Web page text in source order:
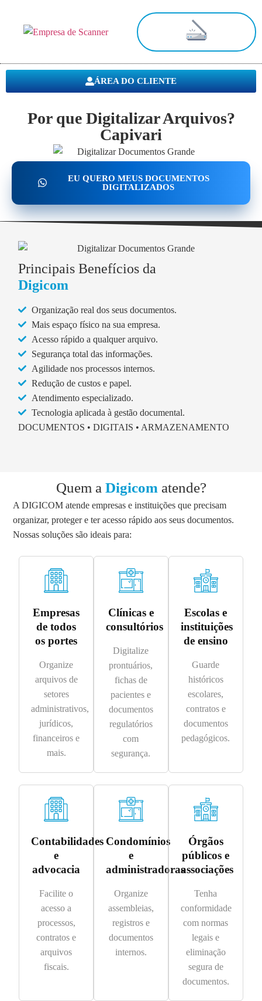
ÁREA DO CLIENTE
Por que Digitalizar Arquivos?
Capivari
EU QUERO MEUS DOCUMENTOS
DIGITALIZADOS
Principais Benefícios da
Digicom
Organização real dos seus documentos.
Mais espaço físico na sua empresa.
Acesso rápido a qualquer arquivo.
Segurança total das informações.
Agilidade nos processos internos.
Redução de custos e papel.
Atendimento especializado.
Tecnologia aplicada à gestão documental.
DOCUMENTOS • DIGITAIS • ARMAZENAMENTO
Quem a Digicom atende?
A DIGICOM atende empresas e instituições que precisam
organizar, proteger e ter acesso rápido aos seus documentos.
Nossas soluções são ideais para:
Empresas
de todos
os portes
Organize
arquivos de
setores
administrativos,
jurídicos,
financeiros e
mais.
Clínicas e
consultórios
Digitalize
prontuários,
fichas de
pacientes e
documentos
regulatórios
com
segurança.
Escolas e
instituições
de ensino
Guarde
históricos
escolares,
contratos e
documentos
pedagógicos.
Contabilidades
e
advocacia
Facilite o
acesso a
processos,
contratos e
arquivos
fiscais.
Condomínios
e
administradoras
Organize
assembleias,
registros e
documentos
internos.
Órgãos
públicos e
associações
Tenha
conformidade
com normas
legais e
eliminação
segura de
documentos.